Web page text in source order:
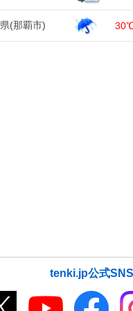
(那覇市)
tenki.jp公式SNS